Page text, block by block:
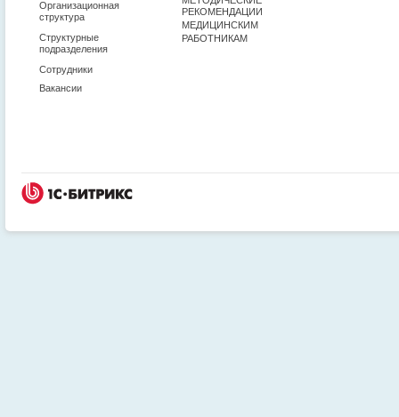
Организационная
структура
Структурные
подразделения
Сотрудники
Вакансии
РЕКОМЕНДАЦИИ
МЕДИЦИНСКИМ
РАБОТНИКАМ